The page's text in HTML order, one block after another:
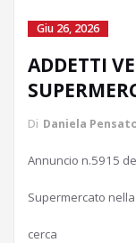
Giu 26, 2026
ADDETTI
Di Daniela
Annuncio n.5915
Supermercato
cerca